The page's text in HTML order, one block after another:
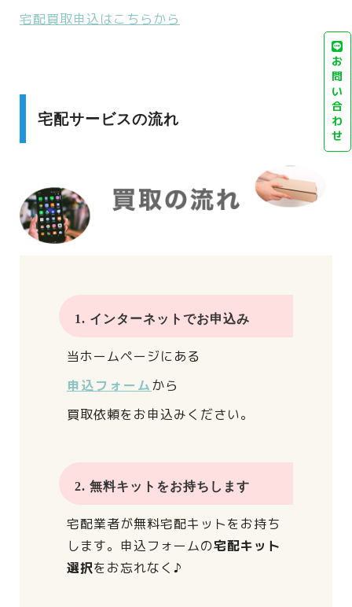
宅配買取申込はこちらから
宅配サービスの流れ
1. インターネットでお申込み
当ホームページにある
申込フォームから
買取依頼をお申込みください。
2. 無料キットをお持ちします
宅配業者が無料宅配キットをお持ち
します。 申込フォームの宅配キット
選択をお忘れなく♪
お
問
い
合
わ
せ